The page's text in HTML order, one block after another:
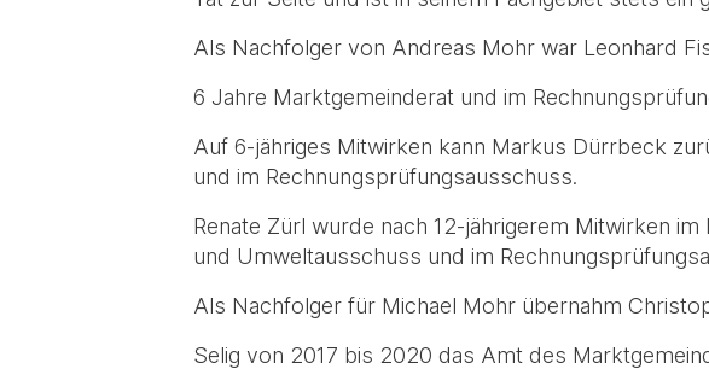
Als Nachfolger von Andreas Mohr war Leonhard
6 Jahre Marktgemeinderat und im
Auf 6-jähriges Mitwirken kann Markus Dürrbeck
und im Rechnungsprüfungsausschuss.
Renate Zürl wurde nach 12-jährigerem Mitwirken
und Umweltausschuss und im
Als Nachfolger für Michael Mohr übernahm
Selig von 2017 bis 2020 das Amt des